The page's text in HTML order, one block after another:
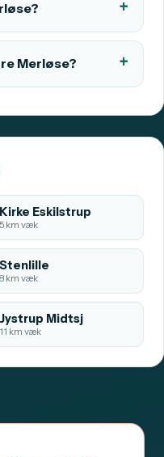
Merløse?
Kirke Eskilstrup
5 km væk
Stenlille
8 km væk
Jystrup Midtsj
11 km væk